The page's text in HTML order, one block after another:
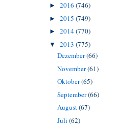
► 2016 (746)
► 2015 (749)
► 2014(770)
▼ 2013 (775)
Dezember(66)
November(61)
Oktober(65)
September(66)
August(67)
Juli (62)